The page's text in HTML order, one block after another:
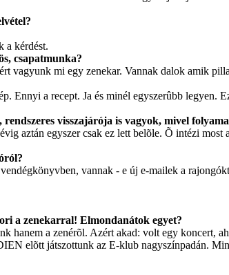
a kérdést.
csapatmunka?
vagyunk mi egy zenekar. Vannak dalok amik
Ennyi a recept. Ja és minél egyszerûbb legyen.
visszajárója is vagyok, mivel
aztán egyszer csak ez lett belõle. Õ intézi
vannak - e új e-mailek a
a zenekarral! Elmondanátok egyet?
a zenérõl. Azért akad: volt egy koncert,
elõtt játszottunk az E-klub nagyszínpadán.